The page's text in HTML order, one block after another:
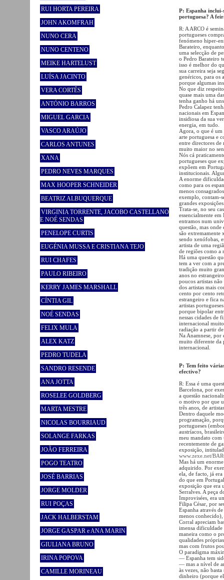
RUI HORTA PEREIRA
JOHN AKOMFRAH
NUNO CERA
NUNO CENTENO
MEIKE HARTELUST
LUÍSA JACINTO
VERA CORTÊS
ANTÓNIO BARROS
MIGUEL GARCIA
VASCO ARAÚJO
CARLOS ANTUNES
XANA
PEDRO NEVES MARQUES
MAX HOOPER SCHNEIDER
BEATRIZ ALBUQUERQUE
VIRGINIA TORRENTE, JACOBO CASTELLANO
E NOÉ SENDAS
PENELOPE CURTIS
EUGÉNIA MUSSA E CRISTIANA TEJO
RUI CHAFES
PAULO RIBEIRO
KERRY JAMES MARSHALL
CÍNTIA GIL
NOÉ SENDAS
FELIX MULA
ALEX KATZ
PEDRO TUDELA
SANDRO RESENDE
ANA JOTTA
ROSELEE GOLDBERG
MARTA MESTRE
NICOLAS BOURRIAUD
SOLANGE FARKAS
JOÃO FERREIRA
POGO TEATRO
JOSÉ BARRIAS
JORGE MOLDER
RUI POÇAS
JACK HALBERSTAM
JORGE GASPAR e ANA MARIN
GIULIANA BRUNO
IRINA POPOVA
CAMILLE MORINEAU
P: Espanha
portuguesa? A
R: A ARCO é
portugueses
fenómeno hiper-
Barateiro,
uma selecção de
o Pedro Barateiro
isso é melhor do
sua carreira seja
genéricos, para os
porque algumas
No que diz
quase mais uma
tenha ganho há
Pedro Calapez
nacionais em
insidiosa da sua
energia, em tudo.
Agora, o que é um
arte portuguesa e
entre directores de
muito maior no
Nós cá
portugueses que
expõem em
institucionais.
A enorme
como para os
menos
exemplo, contam-
grandes
Trata-se, no seu
essencialmente em
entramos num
questão, mas onde
são
sendo xenófobas,
artista de uma
de regiões como a
Há uma questão
tem a ver com a
tradição muito
anos no
poucos artistas
dos artistas mais
cento por cento
estrangeiro e fica
artistas
porque bipolar
nessas cidades de
internacional
radiação a partir
Na Anamnese,
muito diferente da
internacional.
P: Tem feito
efectivo?
R: Essa é uma
Barcelona, por
a questão
o motivo por que
três anos, de
Dentro daquele
programação,
portugueses
austríacos,
meu mandato com
recentemente de
exposição,
www.zexe.net/
Mas há um
adquirido. Por
ela, de facto, já era
do que em
exposição que era
Serralves. A peça
Improvisées, era
Filipa César, por
Espanha através
menos
Corral apreciam
imensa dificuldade
maneira como o
qualidades
mas com frutos
O paradigma
— Espanha tem
— mas a nível de
às vezes, não
dinheiro (porque